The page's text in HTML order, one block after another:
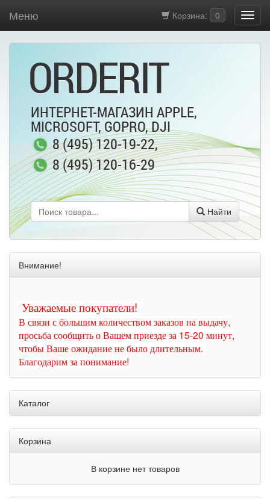
Корзина: 0
Меню
ORDERIT
ИНТЕРНЕТ-МАГАЗИН APPLE,
MICROSOFT, GOPRO, DJI
8 (495) 120-19-22,
8 (495) 120-16-29
Найти
Внимание!
Уважаемые покупатели!
В связи с большим количеством заказов на выдачу,
просьба сообщить о Вашем приезде за 15-20 минут,
чтобы Ваше ожидание не было длительным.
Благодарим за понимание!
Каталог
Корзина
В корзине нет товаров